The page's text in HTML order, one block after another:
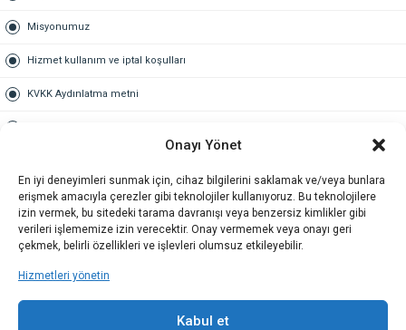
Onayı Yönet
En iyi deneyimleri sunmak için, cihaz bilgilerini saklamak ve/veya bunlara
erişmek amacıyla çerezler gibi teknolojiler kullanıyoruz. Bu teknolojilere
izin vermek, bu sitedeki tarama davranışı veya benzersiz kimlikler gibi
verileri işlememize izin verecektir. Onay vermemek veya onayı geri
çekmek, belirli özellikleri ve işlevleri olumsuz etkileyebilir.
Hizmetleri yönetin
Kabul et
Misyonumuz
Hizmet kullanım ve iptal koşulları
KVKK Aydınlatma metni
Gold üyelik nedir
Kariyer
İş Başvuru Formu